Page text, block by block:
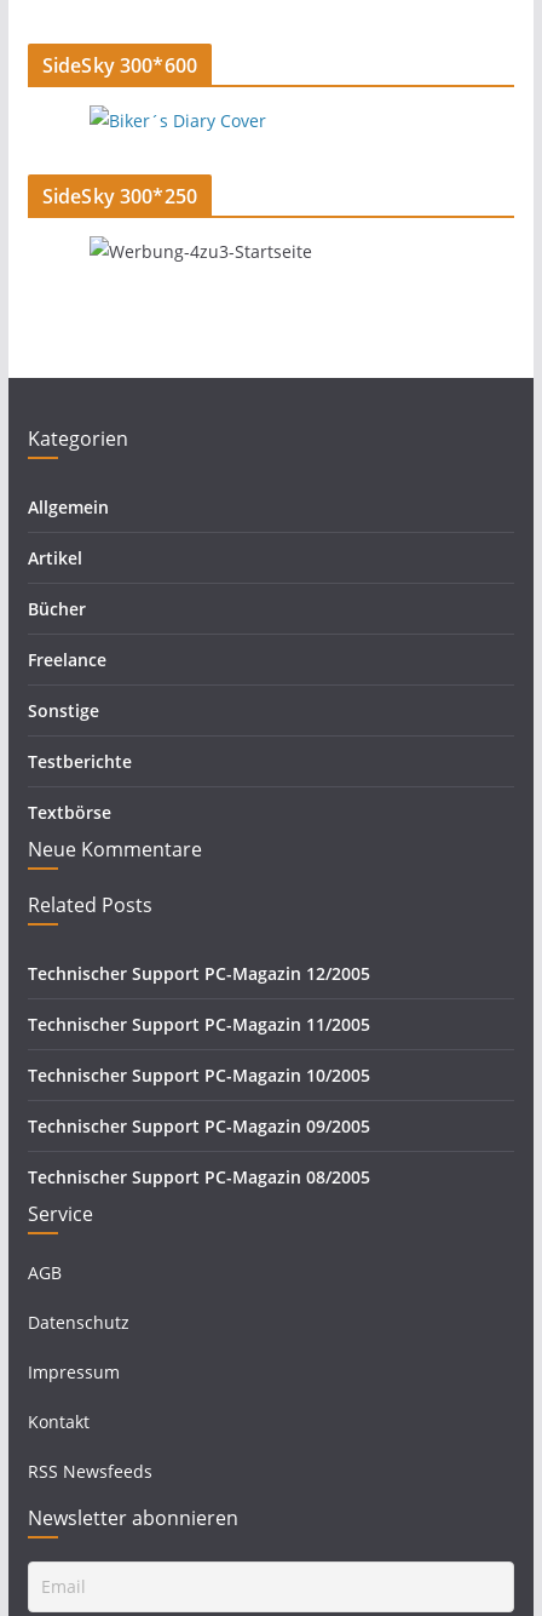
SideSky 300*600
SideSky 300*250
Kategorien
Allgemein
Artikel
Bücher
Freelance
Sonstige
Testberichte
Textbörse
Neue Kommentare
Related Posts
Technischer Support PC-Magazin 12/2005
Technischer Support PC-Magazin 11/2005
Technischer Support PC-Magazin 10/2005
Technischer Support PC-Magazin 09/2005
Technischer Support PC-Magazin 08/2005
Service
AGB
Datenschutz
Impressum
Kontakt
RSS Newsfeeds
Newsletter abonnieren